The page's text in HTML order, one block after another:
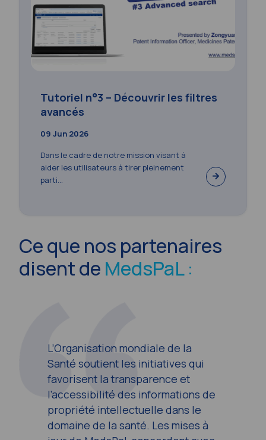
Tutoriel n°3 – Découvrir les filtres
avancés
09 Jun 2026
Dans le cadre de notre mission visant à
aider les utilisateurs à tirer pleinement
parti...
Ce que nos partenaires
disent de MedsPaL :
L’Organisation mondiale de la
Santé soutient les initiatives qui
favorisent la transparence et
l’accessibilité des informations de
propriété intellectuelle dans le
domaine de la santé. Les mises à